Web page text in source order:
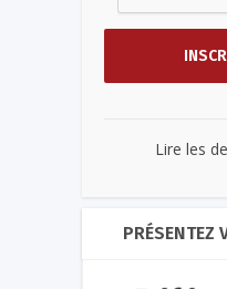
Lire les
PRÉSENTEZ